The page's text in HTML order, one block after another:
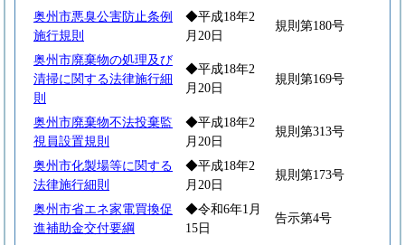
奥州市悪臭公害防止条例
施行規則
◆平成18年2
月20日
規則第180号
奥州市廃棄物の処理及び
清掃に関する法律施行細
則
◆平成18年2
月20日
規則第169号
奥州市廃棄物不法投棄監
視員設置規則
◆平成18年2
月20日
規則第313号
奥州市化製場等に関する
法律施行細則
◆平成18年2
月20日
規則第173号
奥州市省エネ家電買換促
進補助金交付要綱
◆令和6年1月
15日
告示第4号